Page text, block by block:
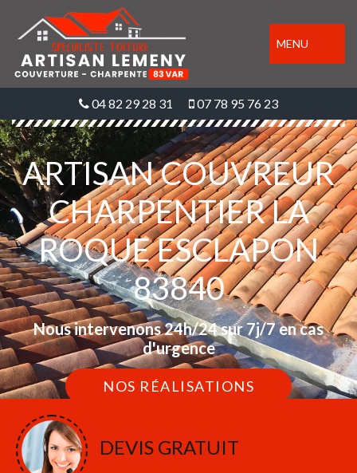
MENU
04 82 29 28 31 07 78 95 76 23
ARTISAN COUVREUR
CHARPENTIER LA
ROQUE ESCLAPON
83840
Nous intervenons 24h/24 sur 7j/7 en cas
d'urgence
NOS RÉALISATIONS
DEVIS GRATUIT